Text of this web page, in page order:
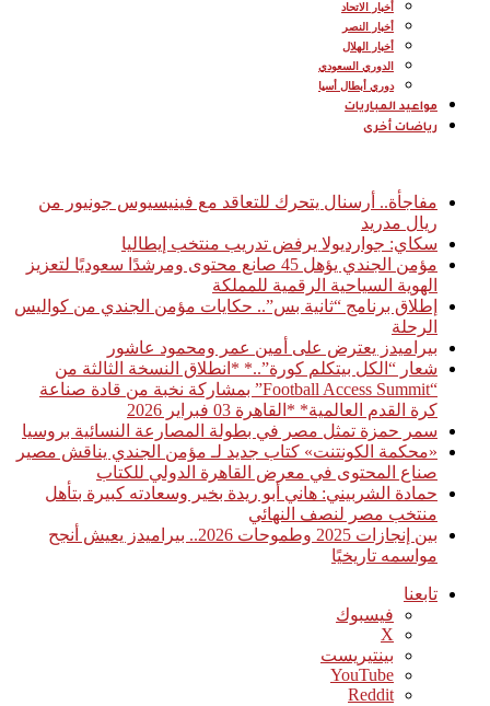
أخبار الاتحاد
أخبار النصر
أخبار الهلال
الدوري السعودي
دوري أبطال أسيا
مواعيد المباريات
رياضات أخرى
مفاجأة.. أرسنال يتحرك للتعاقد مع فينيسيوس جونيور من
ريال مدريد
سكاي: جوارديولا يرفض تدريب منتخب إيطاليا
مؤمن الجندي يؤهل 45 صانع محتوى ومرشدًا سعوديًا لتعزيز
الهوية السياحية الرقمية للمملكة
إطلاق برنامج “ثانية بس”.. حكايات مؤمن الجندي من كواليس
الرحلة
بيراميدز يعترض على أمين عمر ومحمود عاشور
شعار “الكل بيتكلم كورة”..* *انطلاق النسخة الثالثة من
“Football Access Summit” بمشاركة نخبة من قادة صناعة
كرة القدم العالمية* *القاهرة 03 فبراير 2026
سمر حمزة تمثل مصر في بطولة المصارعة النسائية بروسيا
«محكمة الكونتنت» كتاب جديد لـ مؤمن الجندي يناقش مصير
صناع المحتوى في معرض القاهرة الدولي للكتاب
حمادة الشربيني: هاني أبو ريدة بخير وسعادته كبيرة بتأهل
منتخب مصر لنصف النهائي
بين إنجازات 2025 وطموحات 2026.. بيراميدز يعيش أنجح
مواسمه تاريخيًا
تابعنا
فيسبوك
‫X
بينتيريست
‫YouTube